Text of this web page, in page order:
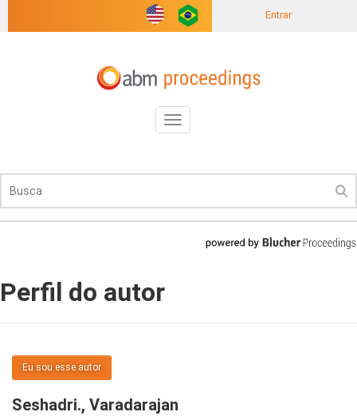
Entrar
Toggle
navigation
Perfil do autor
Eu sou esse autor
Seshadri., Varadarajan